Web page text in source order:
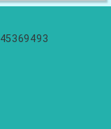
45369493